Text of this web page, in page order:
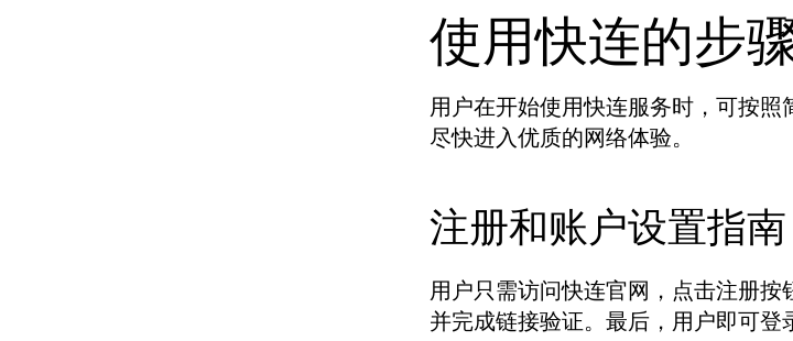
使用快连的步
用户在开始使用快连服务时，可按
尽快进入优质的网络体验。
注册和账户设置指南
用户只需访问快连官网，点击注册
并完成链接验证。最后，用户即可登